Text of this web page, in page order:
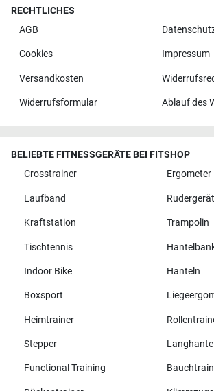
RECHTLICHES
AGB
Cookies Impressum
Versandkosten
Widerrufsformular Ablauf des
BELIEBTE FITNESSGERÄTE BEI FITSHOP
Crosstrainer
Ergometer
Laufband Rudergerät
Kraftstation Trampolin
Tischtennis
Indoor Bike Hanteln
Boxsport
Heimtrainer
Stepper
Functional Training